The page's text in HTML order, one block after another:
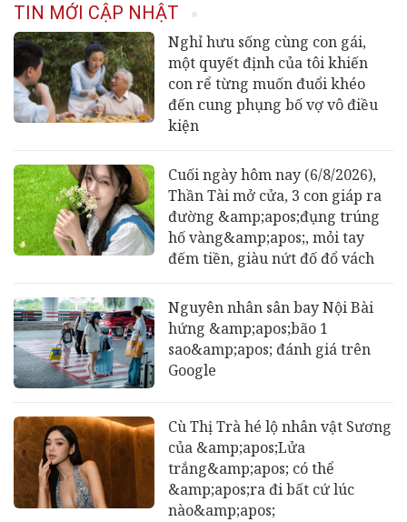
TIN MỚI CẬP NHẬT
Nghỉ hưu sống cùng con gái,
một quyết định của tôi khiến
con rể từng muốn đuổi khéo
đến cung phụng bố vợ vô điều
kiện
Cuối ngày hôm nay (6/8/2026),
Thần Tài mở cửa, 3 con giáp ra
đường &amp;apos;đụng trúng
hố vàng&amp;apos;, mỏi tay
đếm tiền, giàu nứt đố đổ vách
Nguyên nhân sân bay Nội Bài
hứng &amp;apos;bão 1
sao&amp;apos; đánh giá trên
Google
Cù Thị Trà hé lộ nhân vật Sương
của &amp;apos;Lửa
trắng&amp;apos; có thể
&amp;apos;ra đi bất cứ lúc
nào&amp;apos;